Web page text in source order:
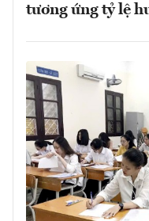
tương ứng tỷ lệ